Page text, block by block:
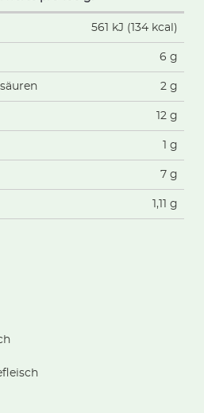
561 kJ (134 kcal)
6 g
2 g
12 g
1 g
7 g
1,11 g